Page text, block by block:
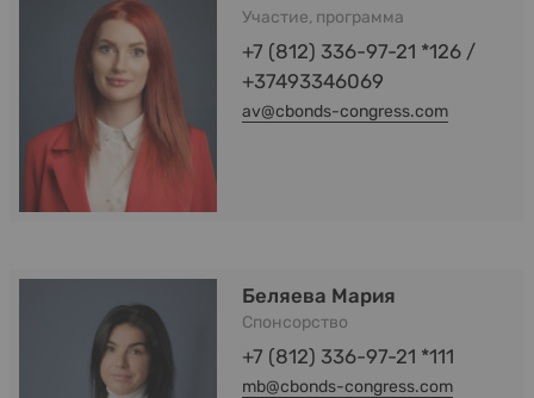
Участие, программа
+7 (812) 336-97-21 *126 /
+37493346069
av@cbonds-congress.com
Беляева Мария
Спонсорство
+7 (812) 336-97-21 *111
mb@cbonds-congress.com